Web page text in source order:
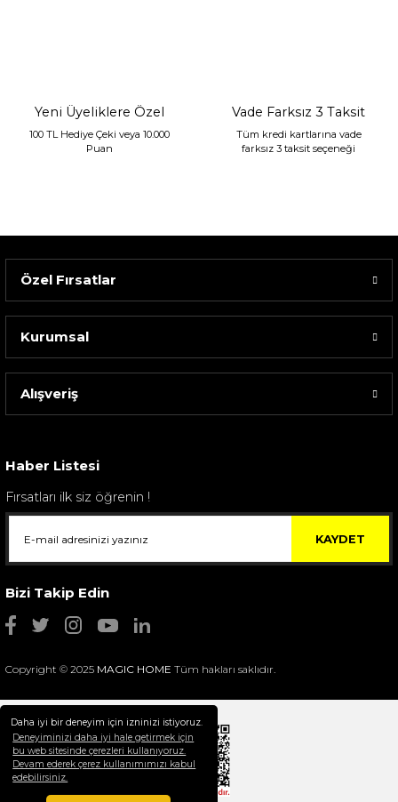
Daha iyi bir deneyim için izninizi istiyoruz.
Deneyiminizi daha iyi hale getirmek için
bu web sitesinde çerezleri kullanıyoruz.
Devam ederek çerez kullanımımızı kabul
edebilirsiniz.
Sarev Elfıda Flanel Nevresim Takımı Çift Kişili...
Selim Dekor Chain 15x20 Çerçeve Vizon
Yeni Üyeliklere Özel
100 TL Hediye Çeki veya 10.000
Puan
Vade Farksız 3 Taksit
Tüm kredi kartlarına vade
farksız 3 taksit seçeneği
Özel Fırsatlar
Kurumsal
Alışveriş
Haber Listesi
Fırsatları ilk siz öğrenin !
KAYDET
Bizi Takip Edin
Copyright © 2025 MAGIC HOME Tüm hakları saklıdır.